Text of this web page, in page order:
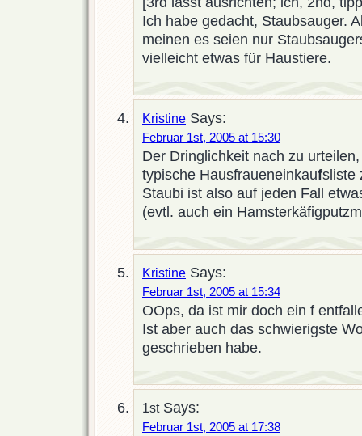
Ich habe gedacht, Staubsauger.
meinen es seien nur
vielleicht etwas für Haustiere.
Kristine Says:
Februar 1st, 2005 at 15:30
Der Dringlichkeit nach zu
typische Hausfraueneinkaufsliste
Staubi ist also auf jeden Fall
(evtl. auch ein
Kristine Says:
Februar 1st, 2005 at 15:34
OOps, da ist mir doch ein f
Ist aber auch das schwierigste
geschrieben habe.
1stSays:
Februar 1st, 2005 at 17:38